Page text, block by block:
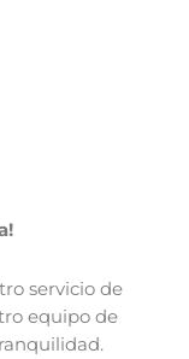
servicio de
equipo de